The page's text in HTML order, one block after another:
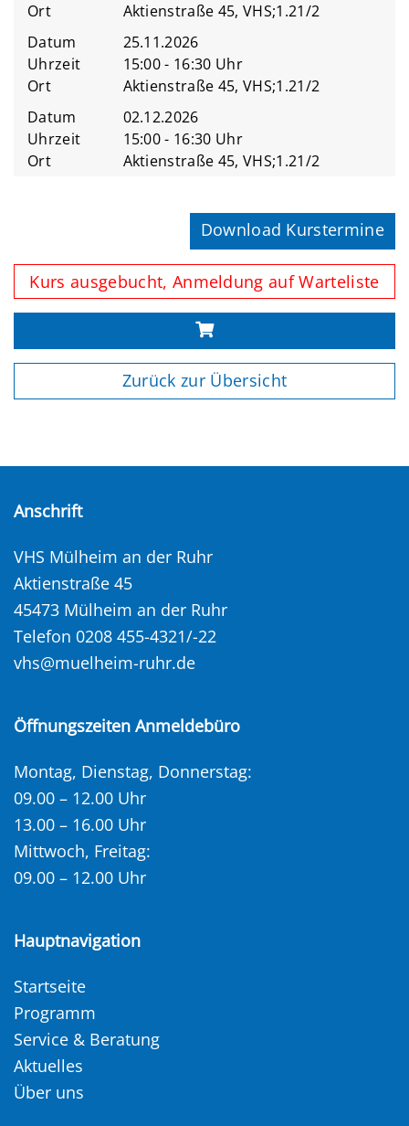
Ort
Aktienstraße 45, VHS;1.21/2
Datum
25.11.2026
Uhrzeit
15:00 - 16:30 Uhr
Ort
Aktienstraße 45, VHS;1.21/2
Datum
02.12.2026
Uhrzeit
15:00 - 16:30 Uhr
Ort
Aktienstraße 45, VHS;1.21/2
Download Kurstermine
Kurs ausgebucht, Anmeldung auf Warteliste
Zurück zur Übersicht
Anschrift
VHS Mülheim an der Ruhr
Aktienstraße 45
45473 Mülheim an der Ruhr
Telefon 0208 455-4321/-22
vhs@muelheim-ruhr.de
Öffnungszeiten Anmeldebüro
Montag, Dienstag, Donnerstag:
09.00 – 12.00 Uhr
13.00 – 16.00 Uhr
Mittwoch, Freitag:
09.00 – 12.00 Uhr
Hauptnavigation
Startseite
Programm
Service & Beratung
Aktuelles
Über uns